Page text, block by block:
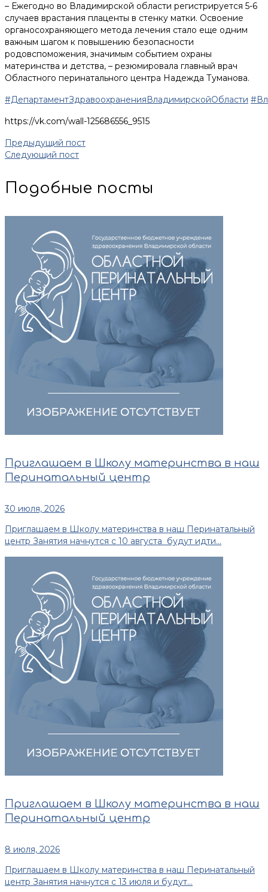
– Ежегодно во Владимирской области регистрируется 5-6
случаев врастания плаценты в стенку матки. Освоение
органосохраняющего метода лечения стало еще одним
важным шагом к повышению безопасности
родовспоможения, значимым событием охраны
материнства и детства, – резюмировала главный врач
Областного перинатального центра Надежда Туманова.
#ДепартаментЗдравоохраненияВладимирскойОбласти
https://vk.com/wall-125686556_9515
Предыдущий пост
Следующий пост
Подобные посты
Приглашаем в Школу материнства в наш
Перинатальный центр
30 июля, 2026
Приглашаем в Школу материнства в наш Перинатальный
центр Занятия начнутся с 10 августа будут идти...
Приглашаем в Школу материнства в наш
Перинатальный центр
8 июля, 2026
Приглашаем в Школу материнства в наш Перинатальный
центр Занятия начнутся с 13 июля и будут...